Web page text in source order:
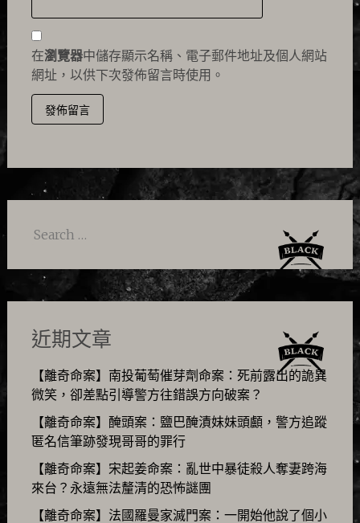
在瀏覽器中儲存顯示名稱、電子郵件地址及個人網站
網址，以供下次發佈留言時使用。
Search
近期文章
【離奇命案】南投葡萄催芽劑命案：死前露出的詭異
微笑，卻差點引導警方往錯誤方向破案？
【離奇命案】醃頭案：鹽巴醃漬妹妹頭顱，警方追蹤
匿名信筆跡發現哥哥的罪行
【離奇命案】宋起姜命案：亂世中暴徒殺人奪妻跨海
來台？永遠無法釐清的恐怖謎團
【離奇命案】法國羅曼家滅門案：一開始他說了個小